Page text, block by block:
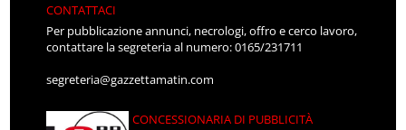
CONTATTACI
Per pubblicazione annunci, necrologi, offro e cerco lavoro,
contattare la segreteria al numero: 0165/231711
segreteria@gazzettamatin.com
CONCESSIONARIA DI PUBBLICITÀ